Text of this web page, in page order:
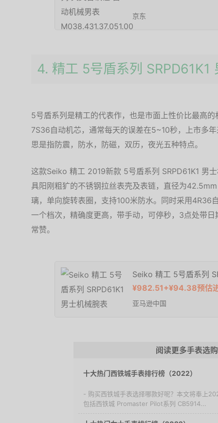
京东
4. 精工 5号盾系列 SRPD61K1
5号盾系列是精工的代表作，也是市面上性价比最高
7S36自动机芯，通常每天的误差在5~10秒，上市多
思是指防震，防水，防磁，双历，夜光五种特点。
这款Seiko 精工 2019新款 5号盾系列 SRPD61K1 男
具阳刚粗犷的不锈钢拉丝表壳及表链，直径为
璃，单向旋转表圈，支持100米防水。同时采用4R36
一个档次，精确度更高，带手动，可停秒，3点处带
常赞。
Seiko 精工 5号盾系列
¥982.51+¥94.38预估
亚马逊中国
阅读更多手表选
十大热门西铁城手表排行榜（2022）
- 购买西铁城手表选择哪款好呢？本文将奉上
包括西铁城 Promaster Pilot系列 CB5914...